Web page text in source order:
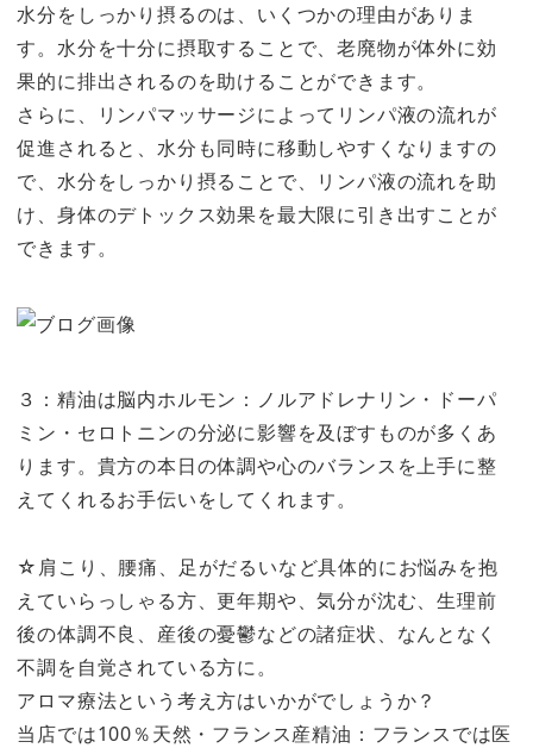
水分をしっかり摂るのは、いくつかの理由がありま
す。水分を十分に摂取することで、老廃物が体外に効
果的に排出されるのを助けることができます。
さらに、リンパマッサージによってリンパ液の流れが
促進されると、水分も同時に移動しやすくなりますの
で、水分をしっかり摂ることで、リンパ液の流れを助
け、身体のデトックス効果を最大限に引き出すことが
できます。
３：精油は脳内ホルモン：ノルアドレナリン・ドーパ
ミン・セロトニンの分泌に影響を及ぼすものが多くあ
ります。貴方の本日の体調や心のバランスを上手に整
えてくれるお手伝いをしてくれます。
☆肩こり、腰痛、足がだるいなど具体的にお悩みを抱
えていらっしゃる方、更年期や、気分が沈む、生理前
後の体調不良、産後の憂鬱などの諸症状、なんとなく
不調を自覚されている方に。
アロマ療法という考え方はいかがでしょうか？
当店では100％天然・フランス産精油：フランスでは医